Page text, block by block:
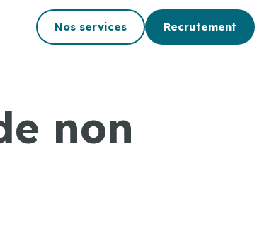
Nos services Recrutement
non